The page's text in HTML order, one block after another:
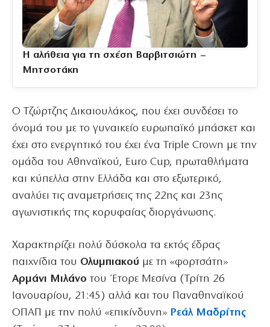
Η αλήθεια για τη σχέση Βαρβιτσιώτη –
Μητσοτάκη
Ο Τζώρτζης Δικαιουλάκος, που έχει συνδέσει το
όνομά του με το γυναικείο ευρωπαϊκό μπάσκετ και
έχει στο ενεργητικό του έχει ένα Triple Crown με την
ομάδα του Αθηναϊκού, Εuro Cup, πρωταθλήματα
και κύπελλα στην Ελλάδα και στο εξωτερικό,
αναλύει τις αναμετρήσεις της 22ης και 23ης
αγωνιστικής της κορυφαίας διοργάνωσης.
Χαρακτηρίζει πολύ δύσκολα τα εκτός έδρας
παιχνίδια του Ολυμπιακού με τη «φορτσάτη»
Αρμάνι Μιλάνο του Έτορε Μεσίνα (Τρίτη 26
Ιανουαρίου, 21:45) αλλά και του Παναθηναϊκού
ΟΠΑΠ με την πολύ «επικίνδυνη» Ρεάλ Μαδρίτης